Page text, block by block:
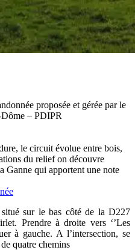
proposée et gérée par le
– PDIPR
le circuit évolue entre bois,
du relief on découvre
Ganne qui apportent une note
sur le bas côté de la D227
Prendre à droite vers ‘’Les
à gauche. A l’intersection, se
quatre chemins